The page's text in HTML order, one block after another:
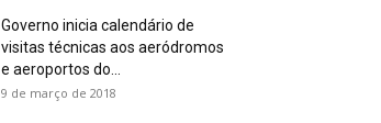
Governo inicia calendário de
visitas técnicas aos aeródromos
e aeroportos do...
9 de março de 2018